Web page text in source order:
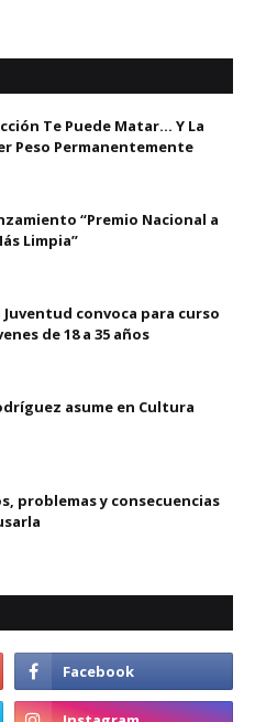
Te Puede Matar… Y La
Peso Permanentemente
“Premio Nacional a
Limpia”
convoca para curso
de 18 a 35 años
asume en Cultura
problemas y consecuencias